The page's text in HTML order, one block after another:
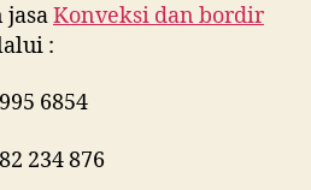
jasaKonveksi dan bordir
:
6854
234 876